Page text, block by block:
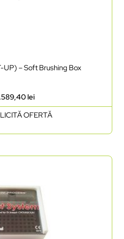
UP) – Soft Brushing Box
lei
OFERTĂ